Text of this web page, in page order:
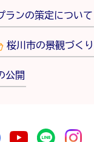
ランの策定について
桜川市の景観づくり
公開
公式Twitter
桜川市公式桜川市公式
桜川市